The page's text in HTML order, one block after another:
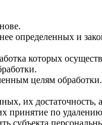
определенных и
которых
целям
их
принятие по